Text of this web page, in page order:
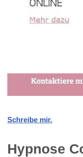
Schreibe mir.
Hypnose